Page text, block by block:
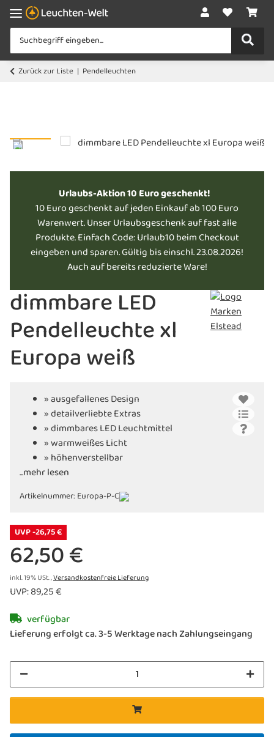
Zurück zur Liste Pendelleuchten
Urlaubs-Aktion 10 Euro geschenkt!
10 Euro geschenkt auf jeden Einkauf ab 100 Euro
Warenwert. Unser Urlaubsgeschenk auf fast alle
Produkte. Einfach Code: Urlaub10 beim Checkout
eingeben und sparen. Gültig bis einschl. 23.08.2026!
Auch auf bereits reduzierte Ware!
dimmbare LED
Pendelleuchte xl
Europa weiß
» ausgefallenes Design
» detailverliebte Extras
» dimmbares LED Leuchtmittel
» warmweißes Licht
» höhenverstellbar
» in verschiedenen Ausführungen
»2 Jahre Leuchten-Welt Garantie inkl.
...mehr lesen
Artikelnummer: Europa-P-C
UVP -26,75 €
62,50 €
inkl. 19% USt. ,Versandkostenfreie Lieferung
UVP:89,25 €
verfügbar
Lieferung erfolgt ca. 3-5 Werktage nach Zahlungseingang